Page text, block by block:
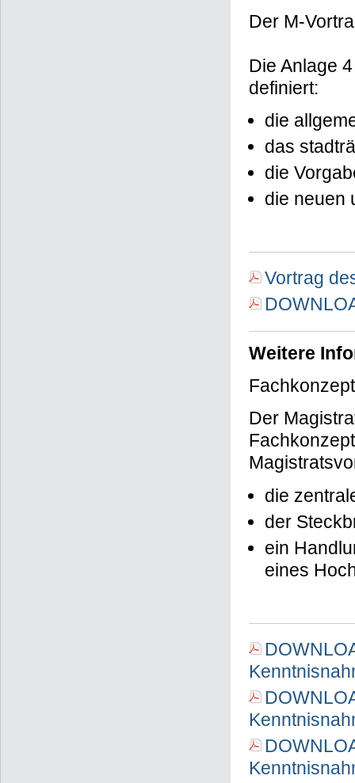
Der M-
Die Anlage
definiert:
die
das
die
die neuen
Vortrag
Weitere
Fachkonzept
Der
die
der
ein
eines